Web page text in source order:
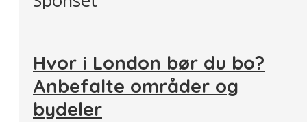
Hvor i London bør du bo?
Anbefalte områder og
bydeler